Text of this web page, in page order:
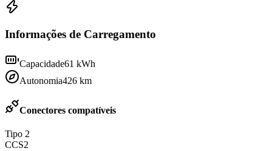
Informações de Carregamento
Capacidade61 kWh
Autonomia426 km
Conectores compatíveis
Tipo 2
CCS2